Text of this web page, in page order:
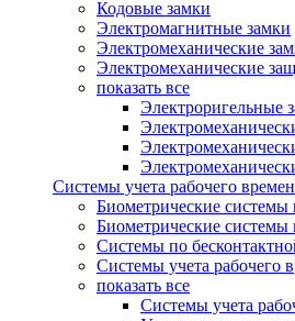
Кодовые замки
Электромагнитные замки
Электромеханические
Электромеханические
показать все
Электроригельные
Системы учета рабочего
Биометрические системы
Биометрические системы
Системы по
Системы учета рабочего
показать все
Системы учета